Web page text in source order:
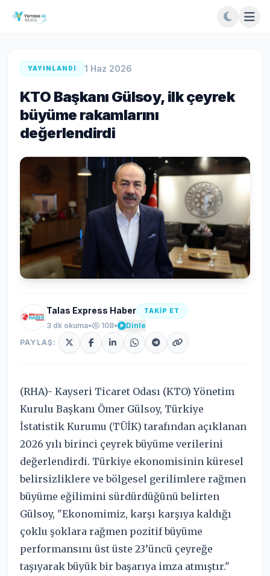
YAYINLANDI 1 Haz 2026
KTO Başkanı Gülsoy, ilk çeyrek
büyüme rakamlarını
değerlendirdi
Talas Express Haber TAKİP ET
3 dk okuma• 108•
Dinle
PAYLAŞ:
(RHA)- Kayseri Ticaret Odası (KTO) Yönetim
Kurulu Başkanı Ömer Gülsoy, Türkiye
İstatistik Kurumu (TÜİK) tarafından açıklanan
2026 yılı birinci çeyrek büyüme verilerini
değerlendirdi. Türkiye ekonomisinin küresel
belirsizliklere ve bölgesel gerilimlere rağmen
büyüme eğilimini sürdürdüğünü belirten
Gülsoy, "Ekonomimiz, karşı karşıya kaldığı
çoklu şoklara rağmen pozitif büyüme
performansını üst üste 23’üncü çeyreğe
taşıyarak büyük bir başarıya imza atmıştır."